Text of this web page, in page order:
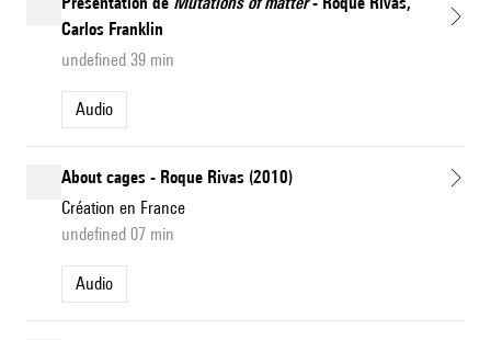
Carlos Franklin
undefined 39 min
Audio
About cages - Roque Rivas (2010)
Création en France
undefined 07 min
Audio